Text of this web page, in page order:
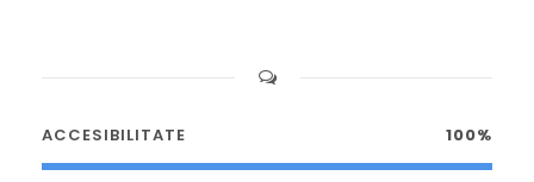
ACCESIBILITATE 100%